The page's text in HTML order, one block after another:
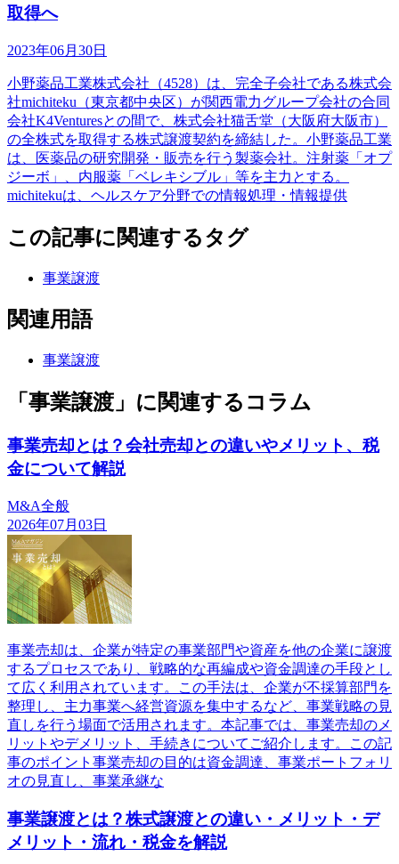
取得へ
2023年06月30日
小野薬品工業株式会社（4528）は、完全子会社である株式会
社michiteku（東京都中央区）が関西電力グループ会社の合同
会社K4Venturesとの間で、株式会社猫舌堂（大阪府大阪市）
の全株式を取得する株式譲渡契約を締結した。小野薬品工業
は、医薬品の研究開発・販売を行う製薬会社。注射薬「オプ
ジーボ」、内服薬「ベレキシブル」等を主力とする。
michitekuは、ヘルスケア分野での情報処理・情報提供
この記事に関連するタグ
事業譲渡
関連用語
事業譲渡
「事業譲渡」に関連するコラム
事業売却とは？会社売却との違いやメリット、税
金について解説
M&A全般
2026年07月03日
事業売却は、企業が特定の事業部門や資産を他の企業に譲渡
するプロセスであり、戦略的な再編成や資金調達の手段とし
て広く利用されています。この手法は、企業が不採算部門を
整理し、主力事業へ経営資源を集中するなど、事業戦略の見
直しを行う場面で活用されます。本記事では、事業売却のメ
リットやデメリット、手続きについてご紹介します。この記
事のポイント事業売却の目的は資金調達、事業ポートフォリ
オの見直し、事業承継な
事業譲渡とは？株式譲渡との違い・メリット・デ
メリット・流れ・税金を解説